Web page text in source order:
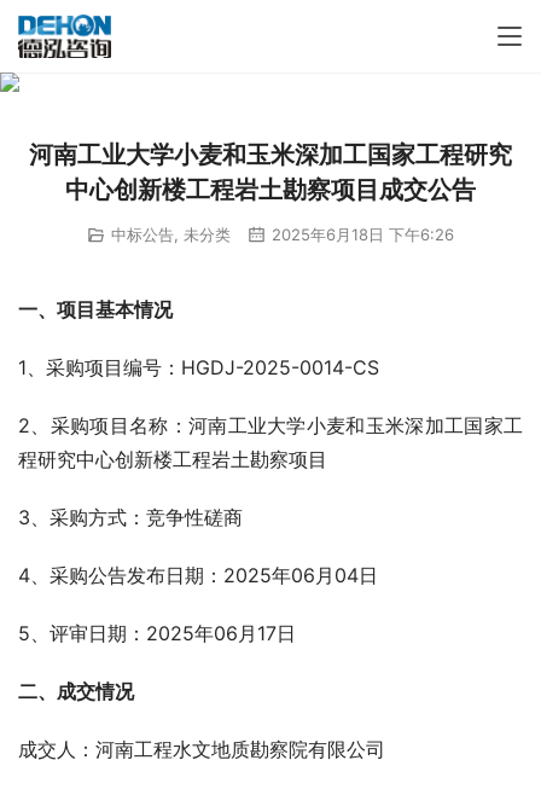
河南工业大学小麦和玉米深加工国家工程研究
中心创新楼工程岩土勘察项目成交公告
中标公告 未分类 2025年6月18日 下午6:26
一、项目基本情况
1、采购项目编号：HGDJ-2025-0014-CS
2、采购项目名称：河南工业大学小麦和玉米深加工国家工
程研究中心创新楼工程岩土勘察项目
3、采购方式：竞争性磋商
4、采购公告发布日期：2025年06月04日
5、评审日期：2025年06月17日
二、成交情况
成交人：河南工程水文地质勘察院有限公司